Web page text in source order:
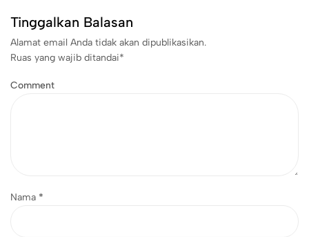
Tinggalkan Balasan
Alamat email Anda tidak akan dipublikasikan.
Ruas yang wajib ditandai*
Comment
Nama *